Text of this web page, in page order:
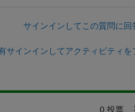
サインインしてこの質問に回
サインインしてアクティビティを
0 投票